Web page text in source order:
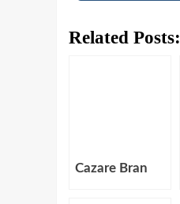
Related Posts:
Cazare Bran